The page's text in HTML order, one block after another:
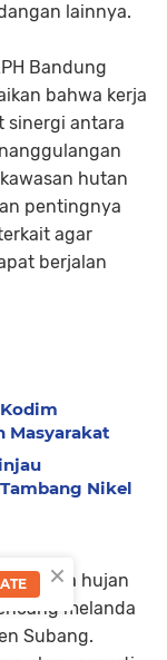
lainnya.
Bandung
bahwa kerja
sinergi antara
hutan
pentingnya
agar
berjalan
Masyarakat
Nikel
berupa hujan
melanda
Subang.
×